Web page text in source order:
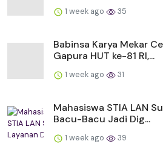
1 week ago 35
Babinsa Karya Mekar
Gapura HUT ke-81 RI,...
1 week ago 31
Mahasiswa STIA LAN
Bacu-Bacu Jadi Dig...
1 week ago 39